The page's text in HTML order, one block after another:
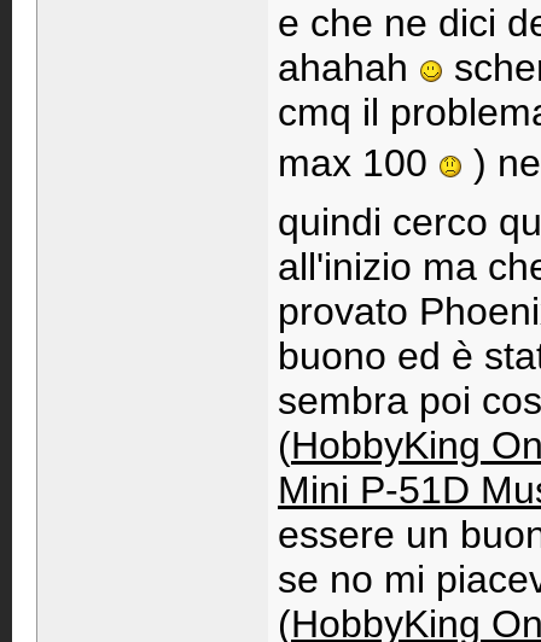
e che ne dici
ahahah
cmq il
max 100
)
quindi cerco
all'inizio ma
provato
buono ed è
sembra poi
(HobbyKing
Mini P-51D
essere un
se no mi
(HobbyKing